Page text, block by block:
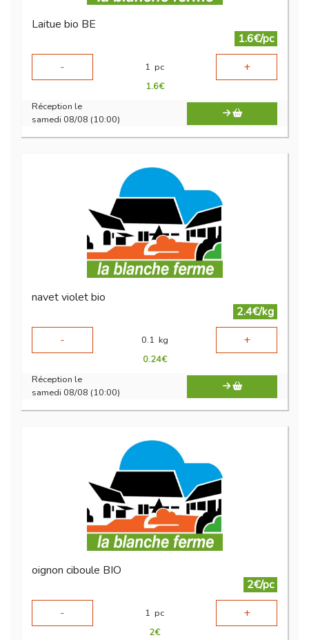
Laitue bio BE
1.6€/pc
-
1 pc +
1.6€
Réception le
samedi 08/08 (10:00)
navet violet bio
2.4€/kg
-
0.1 kg +
0.24€
Réception le
samedi 08/08 (10:00)
oignon ciboule BIO
2€/pc
-
1 pc +
2€